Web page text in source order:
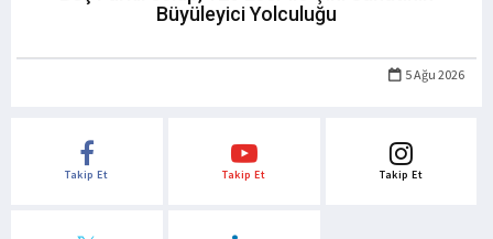
Büyüleyici Yolculuğu
5 Ağu 2026
Takip Et Takip Et Takip Et